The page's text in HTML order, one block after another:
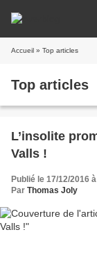
Accueil » Top articles
Top articles
L’insolite
Valls !
Publié le 17/12/2016
Par Thomas Joly